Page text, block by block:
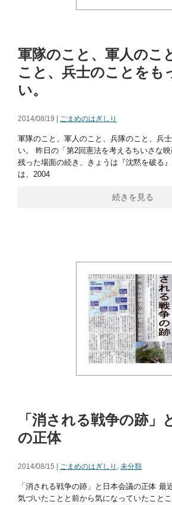
軍隊のこと、軍人のこ
こと、兵士のことをも
い。
2014/08/19 | ごまめのはぎしり
軍隊のこと、軍人のこと、兵隊のこと、兵
い。 昨日の「第2回憲法を考えるちいさな
残った場面の続き、きょうは『沈黙を破る
は、2004
続きを見る
「消される戦争の跡」
の正体
2014/08/15 | ごまめのはぎしり , 未分類
「消される戦争の跡」と日本会議の正体 最
気づいたことと前から気になっていたこと